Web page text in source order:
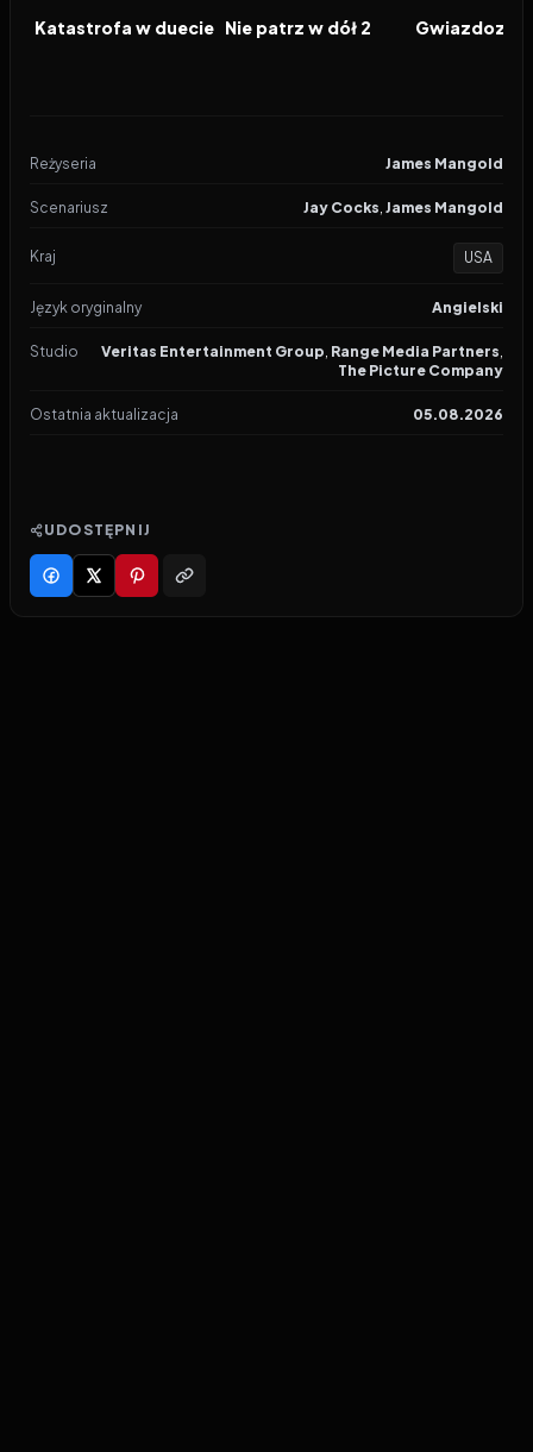
FILM
Katastrofa w duecie FILM
Nie patrz w dół 2 FILM
Reżyseria James Mangold
Scenariusz Jay Cocks, James Mangold
Kraj USA
Język oryginalny Angielski
Studio Veritas Entertainment Group, Range Media Partners,
The Picture Company
Ostatnia aktualizacja 05.08.2026
UDOSTĘPNIJ